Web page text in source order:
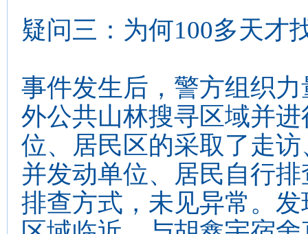
疑问三：为何100多天才
事件发生后，警方组织
外公共山林搜寻区域并
位、居民区的采取了走
并发动单位、居民自行
排查方式，未见异常。